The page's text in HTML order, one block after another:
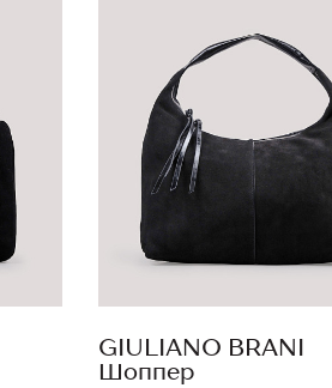
GIULIANO BRANI
Шоппер